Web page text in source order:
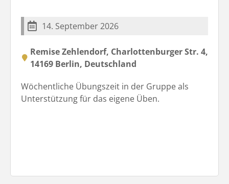
14. September 2026
Remise Zehlendorf, Charlottenburger Str. 4,
14169 Berlin, Deutschland
Wöchentliche Übungszeit in der Gruppe als
Unterstützung für das eigene Üben.